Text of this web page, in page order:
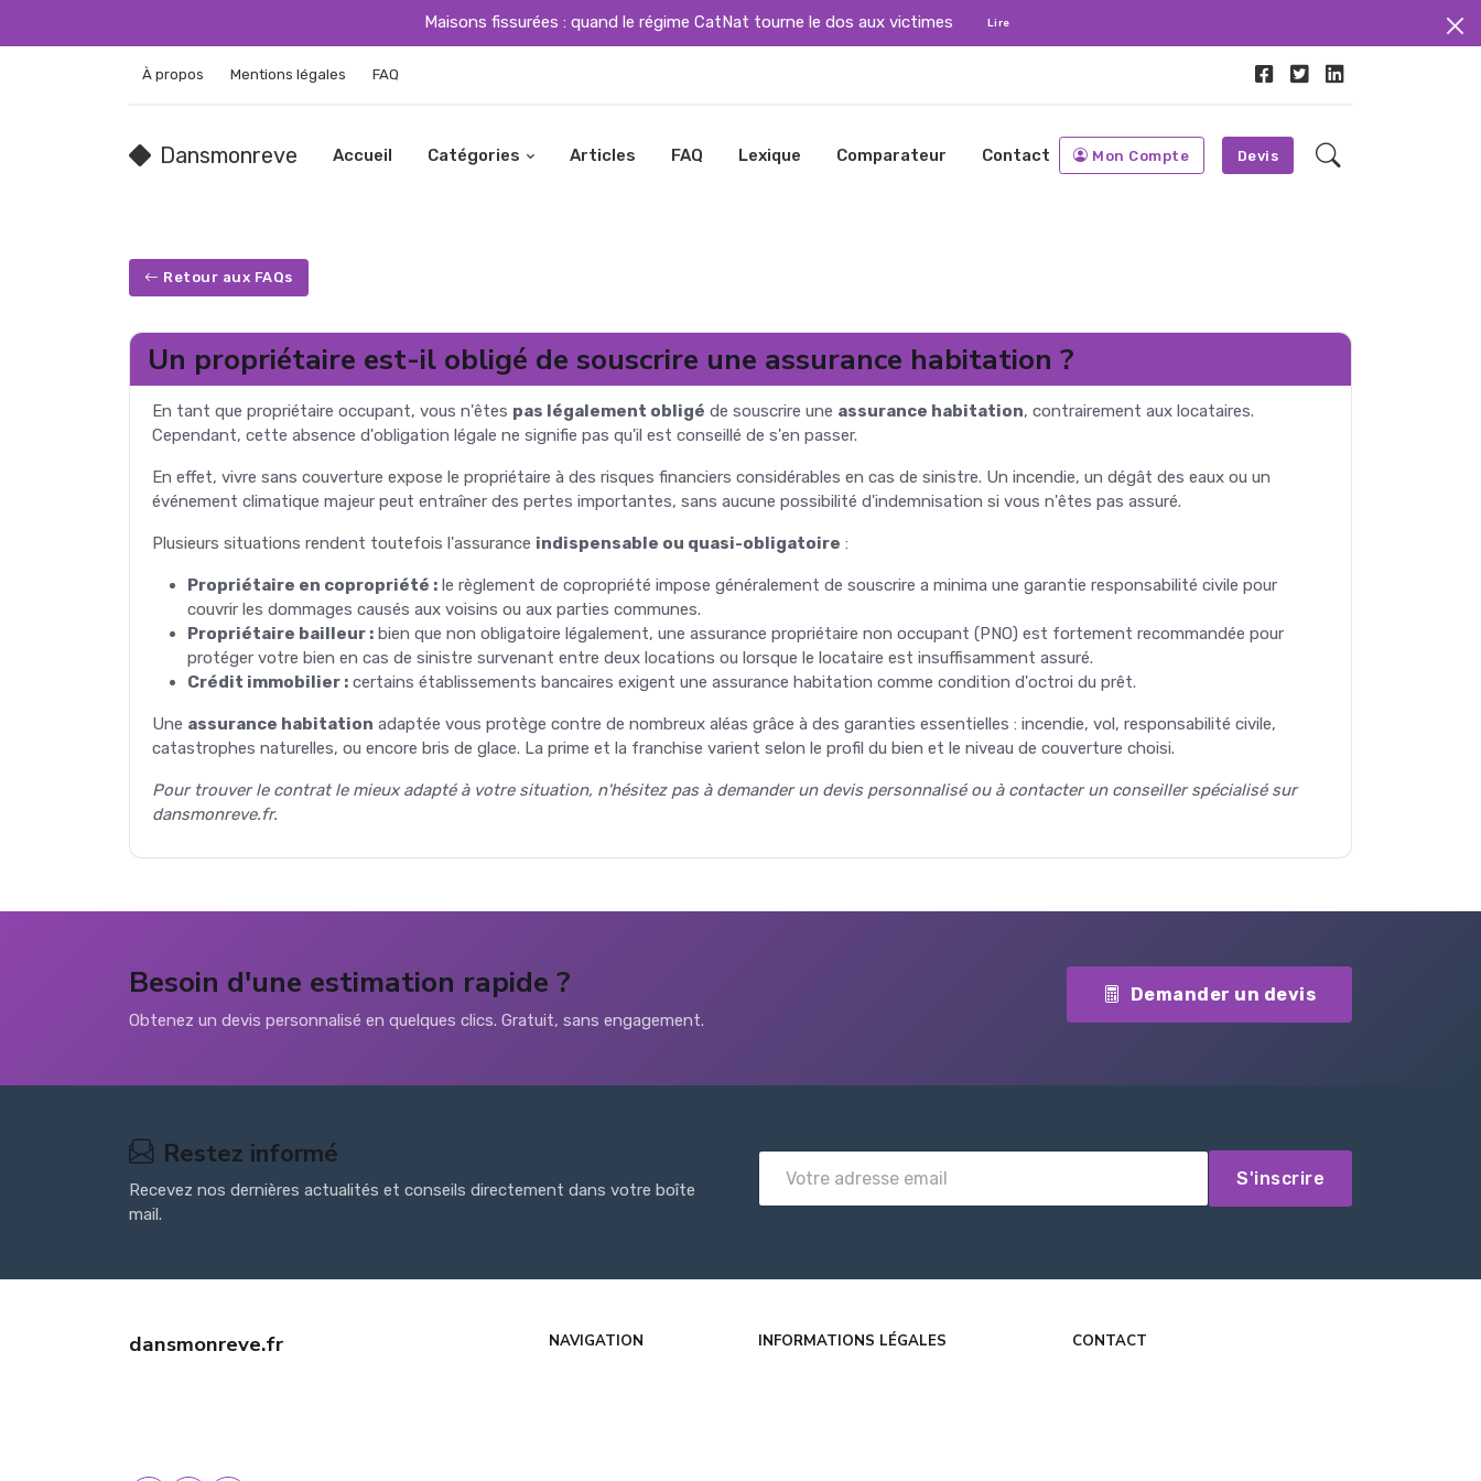
Maisons fissurées : quand le régime CatNat tourne le dos aux victimes Lire
À propos Mentions légales FAQ
Dansmonreve Accueil Catégories Articles FAQ Lexique Comparateur Contact Mon Compte Devis
Retour aux FAQs
Un propriétaire est-il obligé de souscrire une assurance habitation ?
En tant que propriétaire occupant, vous n'êtes pas légalement obligé de souscrire une assurance habitation, contrairement aux locataires.
Cependant, cette absence d'obligation légale ne signifie pas qu'il est conseillé de s'en passer.
En effet, vivre sans couverture expose le propriétaire à des risques financiers considérables en cas de sinistre. Un incendie, un dégât des eaux ou un
événement climatique majeur peut entraîner des pertes importantes, sans aucune possibilité d'indemnisation si vous n'êtes pas assuré.
Plusieurs situations rendent toutefois l'assurance indispensable ou quasi-obligatoire :
Propriétaire en copropriété : le règlement de copropriété impose généralement de souscrire a minima une garantie responsabilité civile pour
couvrir les dommages causés aux voisins ou aux parties communes.
Propriétaire bailleur : bien que non obligatoire légalement, une assurance propriétaire non occupant (PNO) est fortement recommandée pour
protéger votre bien en cas de sinistre survenant entre deux locations ou lorsque le locataire est insuffisamment assuré.
Crédit immobilier : certains établissements bancaires exigent une assurance habitation comme condition d'octroi du prêt.
Une assurance habitation adaptée vous protège contre de nombreux aléas grâce à des garanties essentielles : incendie, vol, responsabilité civile,
catastrophes naturelles, ou encore bris de glace. La prime et la franchise varient selon le profil du bien et le niveau de couverture choisi.
Pour trouver le contrat le mieux adapté à votre situation, n'hésitez pas à demander un devis personnalisé ou à contacter un conseiller spécialisé sur
dansmonreve.fr.
Besoin d'une estimation rapide ?
Obtenez un devis personnalisé en quelques clics. Gratuit, sans engagement.
Demander un devis
Restez informé
Recevez nos dernières actualités et conseils directement dans votre boîte
mail.
S'inscrire
dansmonreve.fr NAVIGATION INFORMATIONS LÉGALES CONTACT